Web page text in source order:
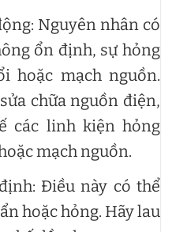
Nguyên nhân có
ổn định, sự hỏng
hoặc mạch nguồn.
chữa nguồn điện,
các linh kiện hỏng
mạch nguồn.
Điều này có thể
hoặc hỏng. Hãy lau